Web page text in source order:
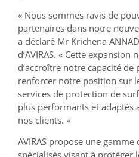
« Nous sommes ravis de
partenaires dans notre
a déclaré Mr Krichena
d’AVIRAS. « Cette
d’accroître notre capacité
renforcer notre position sur
services de protection de
plus performants et adaptés
nos clients. »
AVIRAS propose une